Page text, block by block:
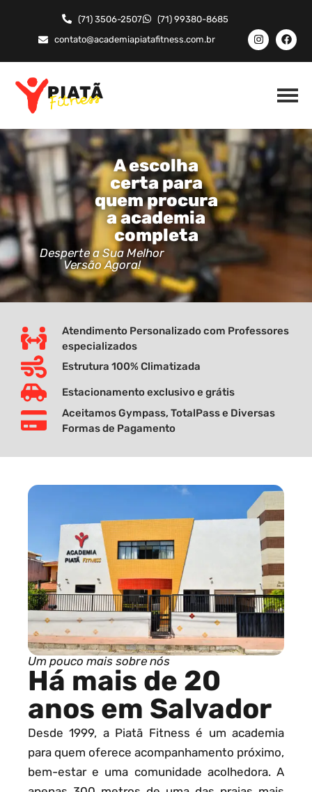
(71) 3506-2507
(71) 99380-8685
contato@academiapiatafitness.com.br
A escolha
certa para
quem procura
a academia
completa
Desperte a Sua Melhor
Versão Agora!
Atendimento Personalizado com Professores
especializados
Estrutura 100% Climatizada
Estacionamento exclusivo e grátis
Aceitamos Gympass, TotalPass e Diversas
Formas de Pagamento
Um pouco mais sobre nós
Há mais de 20
anos em Salvador
Desde 1999, a Piatã Fitness é um academia
para quem oferece acompanhamento próximo,
bem-estar e uma comunidade acolhedora. A